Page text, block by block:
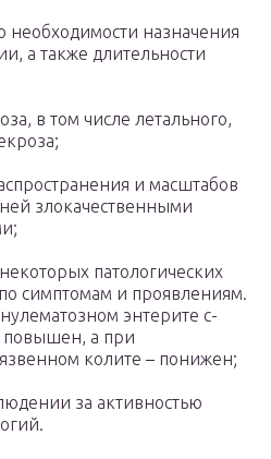
назначения
а также длительности
в том числе летального,
и масштабов
злокачественными
патологических
симптомам и проявлениям.
энтерите с-
повышен, а при
колите – понижен;
за активностью